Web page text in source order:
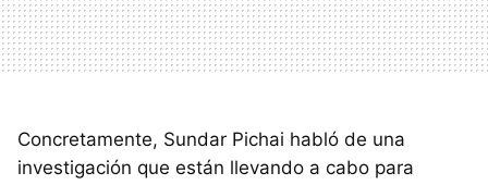
Concretamente, Sundar Pichai habló de una
investigación que están llevando a cabo para